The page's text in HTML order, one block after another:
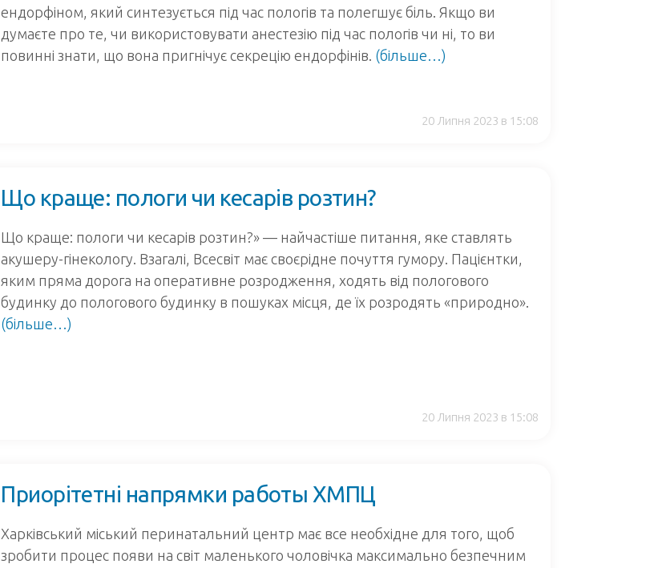
ендорфіном, який синтезується під час пологів та полегшує біль. Якщо ви
думаєте про те, чи використовувати анестезію під час пологів чи ні, то ви
повинні знати, що вона пригнічує секрецію ендорфінів. (більше…)
20 Липня 2023 в 15:08
Що краще: пологи чи кесарів розтин?
Що краще: пологи чи кесарів розтин?» — найчастіше питання, яке ставлять
акушеру-гінекологу. Взагалі, Всесвіт має своєрідне почуття гумору. Пацієнтки,
яким пряма дорога на оперативне розродження, ходять від пологового
будинку до пологового будинку в пошуках місця, де їх розродять «природно».
(більше…)
20 Липня 2023 в 15:08
Приорітетні напрямки работы ХМПЦ
Харківський міський перинатальний центр має все необхідне для того, щоб
зробити процес появи на світ маленького чоловічка максимально безпечним